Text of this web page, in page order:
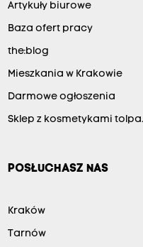
Artykuły biurowe
Baza ofert pracy
the:blog
Mieszkania w Krakowie
Darmowe ogłoszenia
Sklep z kosmetykami
POSŁUCHASZ NAS
Kraków
Tarnów